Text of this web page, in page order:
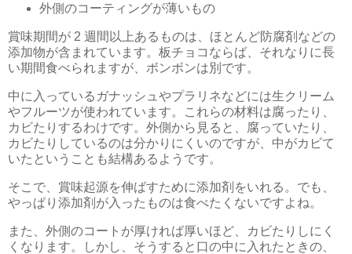
外側のコーティングが薄いもの
賞味期間が 2 週間以上あるものは、ほとんど防腐剤などの
添加物が含まれています。板チョコならば、それなりに長
い期間食べられますが、ボンボンは別です。
中に入っているガナッシュやプラリネなどには生クリーム
やフルーツが使われています。これらの材料は腐ったり、
カビたりするわけです。外側から見ると、腐っていたり、
カビたりしているのは分かりにくいのですが、中がカビて
いたということも結構あるようです。
そこで、賞味起源を伸ばすために添加剤をいれる。でも、
やっぱり添加剤が入ったものは食べたくないですよね。
また、外側のコートが厚ければ厚いほど、カビたりしにく
くなります。しかし、そうすると口の中に入れたときの、